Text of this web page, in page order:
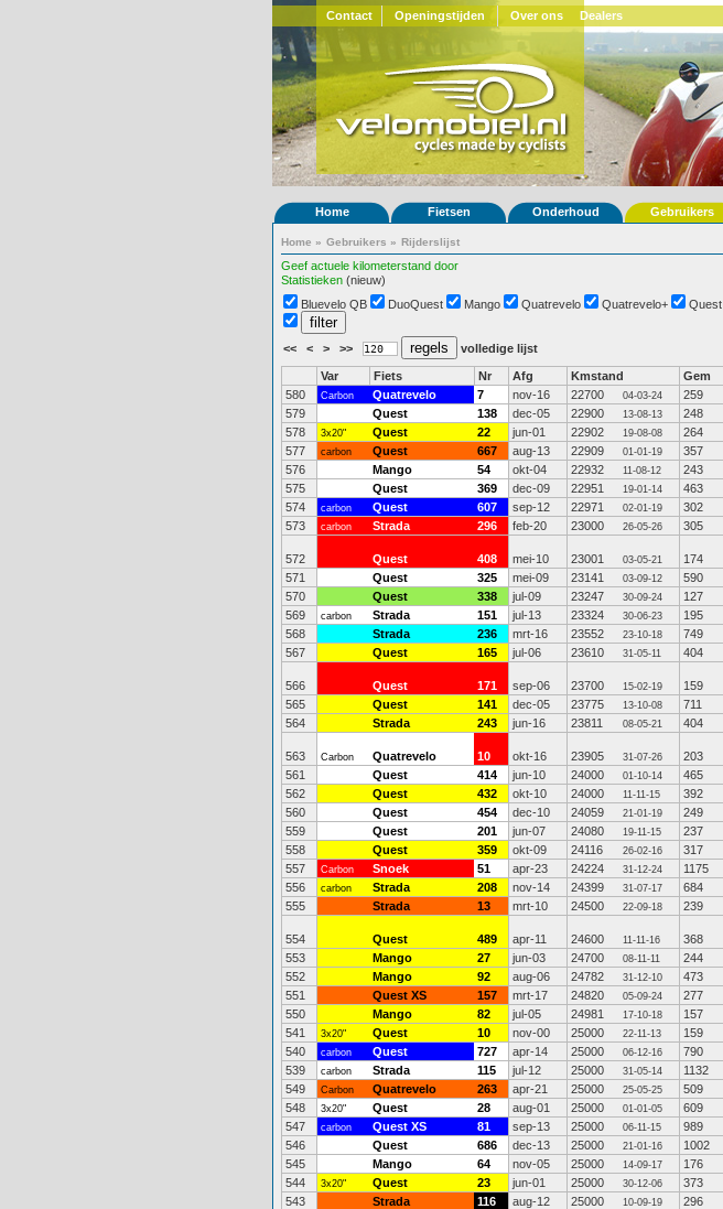
Contact Openingstijden Over ons Dealers
Home Fietsen Onderhoud Gebruikers
Home » Gebruikers » Rijderslijst
Geef actuele kilometerstand door
Statistieken (nieuw)
Bluevelo QB DuoQuest Mango Quatrevelo Quatrevelo+ Quest
<< < > >> volledige lijst
Var Fiets Nr Afg Kmstand Gem
580
Carbon Quatrevelo 7 nov-16 22700 04-03-24 259
579
Quest 138 dec-05 22900 13-08-13 248
578
3x20" Quest 22 jun-01 22902 19-08-08 264
577
carbon Quest 667 aug-13 22909 01-01-19 357
576
Mango 54 okt-04 22932 11-08-12 243
575
Quest 369 dec-09 22951 19-01-14 463
574
carbon Quest 607 sep-12 22971 02-01-19 302
573
carbon Strada 296 feb-20 23000 26-05-26 305
572 Quest 408 mei-10 23001 03-05-21 174
571
Quest 325 mei-09 23141 03-09-12 590
570
Quest 338 jul-09 23247 30-09-24 127
569
carbon Strada 151 jul-13 23324 30-06-23 195
568
Strada 236 mrt-16 23552 23-10-18 749
567
Quest 165 jul-06 23610 31-05-11 404
566 Quest 171 sep-06 23700 15-02-19 159
565
Quest 141 dec-05 23775 13-10-08 711
564
Strada 243 jun-16 23811 08-05-21 404
563 Carbon Quatrevelo 10 okt-16 23905 31-07-26 203
561
Quest 414 jun-10 24000 01-10-14 465
562
Quest 432 okt-10 24000 11-11-15 392
560
Quest 454 dec-10 24059 21-01-19 249
559
Quest 201 jun-07 24080 19-11-15 237
558
Quest 359 okt-09 24116 26-02-16 317
557
Carbon Snoek 51 apr-23 24224 31-12-24 1175
556
carbon Strada 208 nov-14 24399 31-07-17 684
555
Strada 13 mrt-10 24500 22-09-18 239
554 Quest 489 apr-11 24600 11-11-16 368
553
Mango 27 jun-03 24700 08-11-11 244
552
Mango 92 aug-06 24782 31-12-10 473
551
Quest XS 157 mrt-17 24820 05-09-24 277
550
Mango 82 jul-05 24981 17-10-18 157
541
3x20" Quest 10 nov-00 25000 22-11-13 159
540
carbon Quest 727 apr-14 25000 06-12-16 790
539
carbon Strada 115 jul-12 25000 31-05-14 1132
549
Carbon Quatrevelo 263 apr-21 25000 25-05-25 509
548
3x20" Quest 28 aug-01 25000 01-01-05 609
547
carbon Quest XS 81 sep-13 25000 06-11-15 989
546
Quest 686 dec-13 25000 21-01-16 1002
545
Mango 64 nov-05 25000 14-09-17 176
544
3x20" Quest 23 jun-01 25000 30-12-06 373
543
Strada 116 aug-12 25000 10-09-19 296